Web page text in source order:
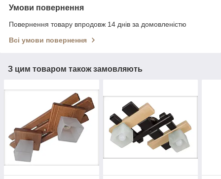
Умови повернення
Повернення товару впродовж 14 днів за домовленістю
Всі умови повернення
З цим товаром також замовляють